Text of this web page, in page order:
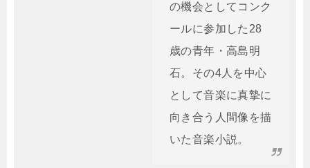
の機会としてコンク
ールに参加した28
歳の青年・高島明
石。その4人を中心
として音楽に真摯に
向き合う人間像を描
いた音楽小説。